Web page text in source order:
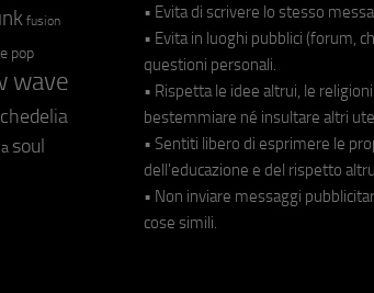
fusion
pop
wave
soul
• Evita di scrivere lo stesso
• Evita in luoghi pubblici (forum,
questioni personali.
• Rispetta le idee altrui, le
bestemmiare né insultare altri
• Sentiti libero di esprimere le
dell'educazione e del rispetto
• Non inviare messaggi
cose simili.